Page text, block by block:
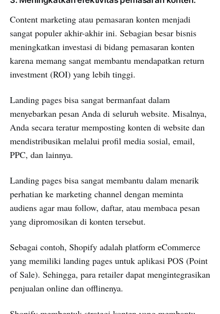
Content marketing atau pemasaran konten menjadi
sangat populer akhir-akhir ini. Sebagian besar bisnis
meningkatkan investasi di bidang pemasaran konten
karena memang sangat membantu mendapatkan return
investment (ROI) yang lebih tinggi.
Landing pages bisa sangat bermanfaat dalam
menyebarkan pesan Anda di seluruh website. Misalnya,
Anda secara teratur memposting konten di website dan
mendistribusikan melalui profil media sosial, email,
PPC, dan lainnya.
Landing pages bisa sangat membantu dalam menarik
perhatian ke marketing channel dengan meminta
audiens agar mau follow, daftar, atau membaca pesan
yang dipromosikan di konten tersebut.
Sebagai contoh, Shopify adalah platform eCommerce
yang memiliki landing pages untuk aplikasi POS (Point
of Sale). Sehingga, para retailer dapat mengintegrasikan
penjualan online dan offlinenya.